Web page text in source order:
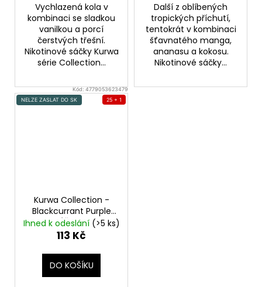
Vychlazená kola v
kombinaci se sladkou
vanilkou a porcí
čerstvých třešní.
Nikotinové sáčky Kurwa
série Collection...
Další z oblíbených
tropických příchutí,
tentokrát v kombinaci
šťavnatého manga,
ananasu a kokosu.
Nikotinové sáčky...
Kód:4779053623479
NELZE ZASLAT DO SK
25 + 1
Kurwa Collection -
Blackcurrant Purple
Grape(Černý rybíz,
Hroznové víno)
Ihned k odeslání (>5 ks)
113 Kč
DO KOŠÍKU